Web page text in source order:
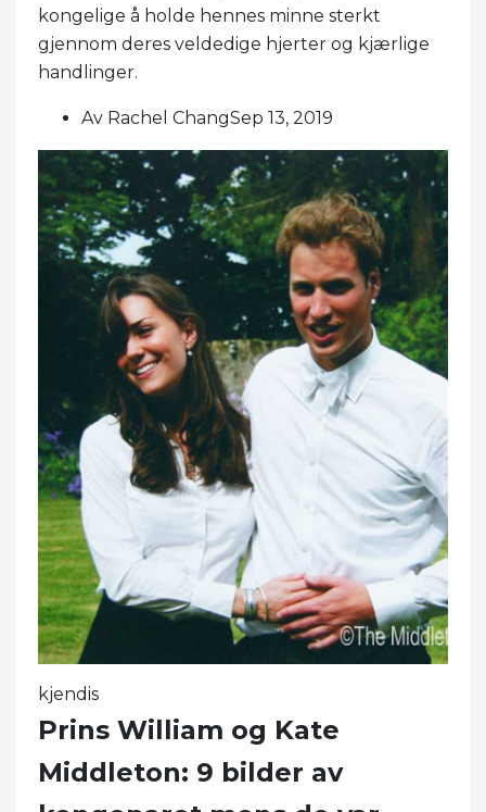
kongelige å holde hennes minne sterkt
gjennom deres veldedige hjerter og kjærlige
handlinger.
Av Rachel ChangSep 13, 2019
kjendis
Prins William og Kate
Middleton: 9 bilder av